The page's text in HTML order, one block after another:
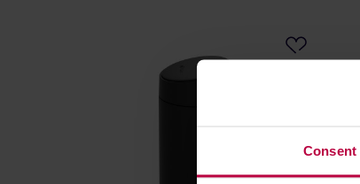
Consent